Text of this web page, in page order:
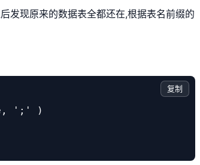
发现原来的数据表全都还在,根据表名前缀的
';' )
复制